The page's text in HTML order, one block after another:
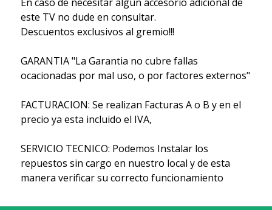
este TV no dude en consultar.
Descuentos exclusivos al gremio!!!
GARANTIA "La Garantia no cubre fallas
ocacionadas por mal uso, o por factores externos"
FACTURACION: Se realizan Facturas A o B y en el
precio ya esta incluido el IVA,
SERVICIO TECNICO: Podemos Instalar los
repuestos sin cargo en nuestro local y de esta
manera verificar su correcto funcionamiento